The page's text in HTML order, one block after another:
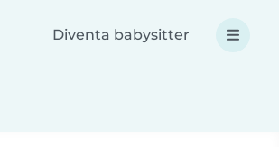
Diventa babysitter